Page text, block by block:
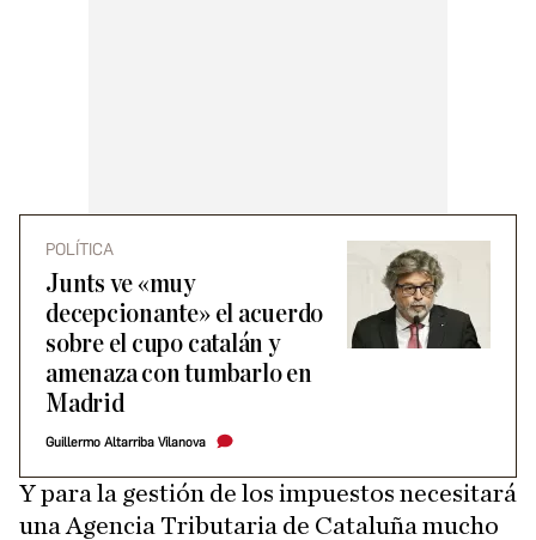
POLÍTICA
Junts ve «muy
decepcionante» el acuerdo
sobre el cupo catalán y
amenaza con tumbarlo en
Madrid
Guillermo Altarriba Vilanova
Y para la gestión de los impuestos necesitará
una Agencia Tributaria de Cataluña mucho